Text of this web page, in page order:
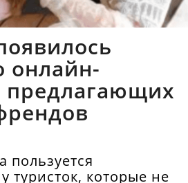
онлайн-
предлагающих
пользуется
туристок, которые не